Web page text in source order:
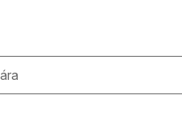
javaslatok a